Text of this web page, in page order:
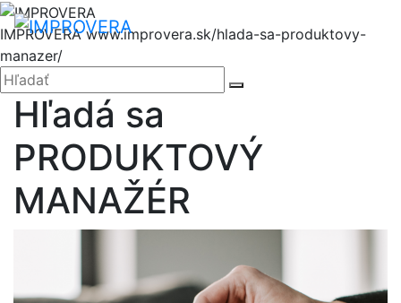
Hore
IMPROVERAwww.improvera.sk/hlada-sa-produktovy-
manazer/
Zatvoriť
Hľadať:
Hľadá sa
PRODUKTOVÝ
MANAŽÉR